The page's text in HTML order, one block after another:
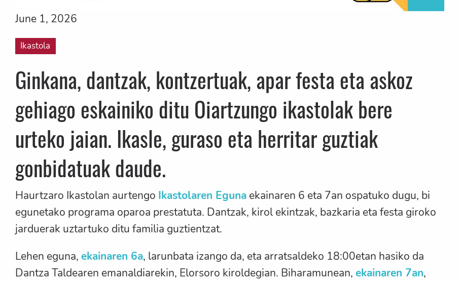
June 1, 2026
Ikastola
Ginkana, dantzak, kontzertuak, apar festa eta askoz
gehiago eskainiko ditu Oiartzungo ikastolak bere
urteko jaian. Ikasle, guraso eta herritar guztiak
gonbidatuak daude.
Haurtzaro Ikastolan aurtengo Ikastolaren Egunaekainaren 6 eta 7an ospatuko dugu, bi
egunetako programa oparoa prestatuta. Dantzak, kirol ekintzak, bazkaria eta festa giroko
jarduerak uztartuko ditu familia guztientzat.
Lehen eguna, ekainaren 6a, larunbata izango da, eta arratsaldeko 18:00etan hasiko da
Dantza Taldearen emanaldiarekin, Elorsoro kiroldegian. Biharamunean, ekainaren 7an,